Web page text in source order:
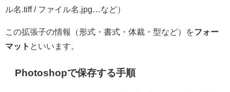
ル名.tiff / ファイル名.jpg…など）
この拡張子の情報（形式・書式・体裁・型など）をフォー
マット といいます。
Photoshopで保存する手順